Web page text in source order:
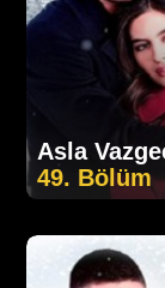
Asla
49. Bölüm